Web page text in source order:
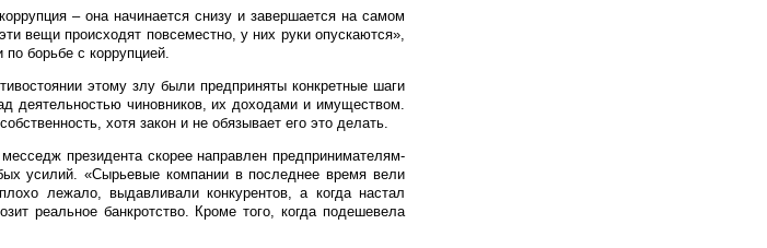
– она начинается снизу и завершается на самом
вещи происходят повсеместно, у них руки опускаются»,
борьбе с коррупцией.
этому злу были предприняты конкретные шаги
деятельностью чиновников, их доходами и имуществом.
хотя закон и не обязывает его это делать.
президента скорее направлен предпринимателям-
усилий. «Сырьевые компании в последнее время вели
лежало, выдавливали конкурентов, а когда настал
реальное банкротство. Кроме того, когда подешевела